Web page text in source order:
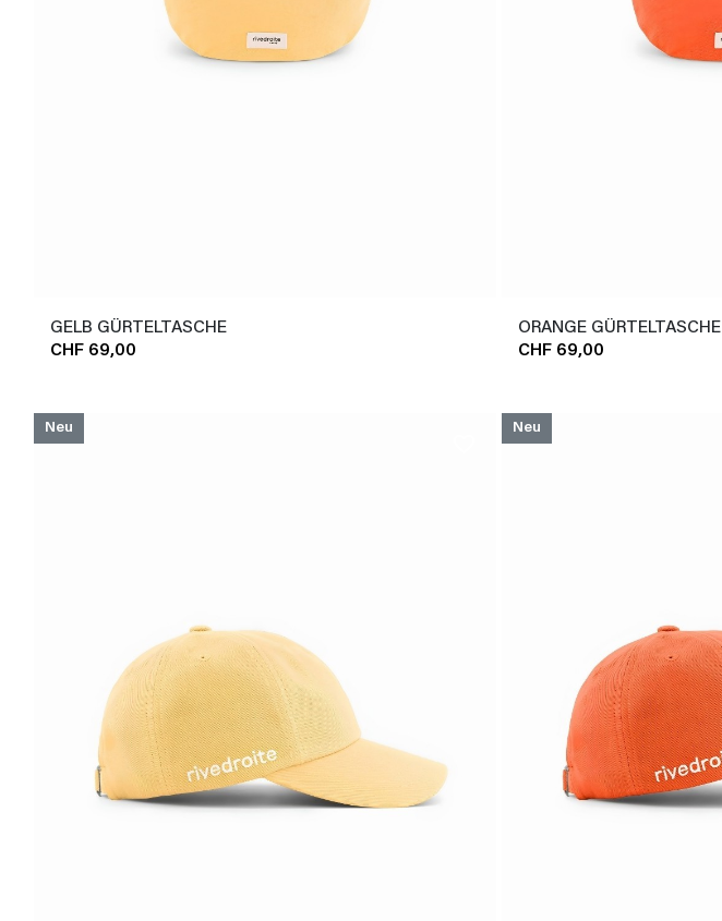
GELB GÜRTELTASCHE
CHF 69,00
ORANGE GÜRTELTASCHE
CHF 69,00
Neu Neu